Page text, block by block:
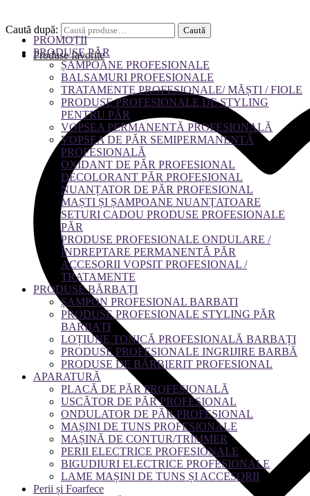
Caută după: Caută
Produse favorite
PROMOȚII
PRODUSE PĂR
ȘAMPOANE PROFESIONALE
BALSAMURI PROFESIONALE
TRATAMENTE PROFESIONALE/ MĂȘTI / FIOLE
PRODUSE PROFESIONALE DE STYLING
PENTRU PĂR
VOPSEA PERMANENTĂ PROFESIONALĂ
VOPSEA DE PĂR SEMIPERMANENTĂ
PROFESIONALĂ
OXIDANT DE PĂR PROFESIONAL
DECOLORANT PĂR PROFESIONAL
NUANȚATOR DE PĂR PROFESIONAL
MAȘTI ȘI ȘAMPOANE NUANȚATOARE
SETURI CADOU PRODUSE PROFESIONALE
PĂR
PRODUSE PROFESIONALE ONDULARE /
ÎNDREPTARE PERMANENTĂ PĂR
ACCESORII VOPSIT PROFESIONAL /
TRATAMENTE
PRODUSE BĂRBAȚI
ȘAMPON PROFESIONAL BARBATI
PRODUSE PROFESIONALE STYLING PĂR
BARBAȚI
LOȚIUNE TONICĂ PROFESIONALĂ BARBAȚI
PRODUSE PROFESIONALE INGRIJIRE BARBĂ
PRODUSE DE BĂRBIERIT PROFESIONAL
APARATURĂ
PLACĂ DE PĂR PROFESIONALĂ
USCĂTOR DE PĂR PROFESIONAL
ONDULATOR DE PĂR PROFESIONAL
MAȘINI DE TUNS PROFESIONALE
MAȘINĂ DE CONTUR/TRIMMER
PERII ELECTRICE PROFESIONALE
BIGUDIURI ELECTRICE PROFESIONALE
LAME MAȘINI DE TUNS ȘI ACCESORII
Perii și Foarfece